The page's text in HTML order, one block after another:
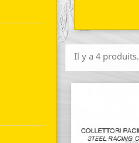
Il y a 4 produits.